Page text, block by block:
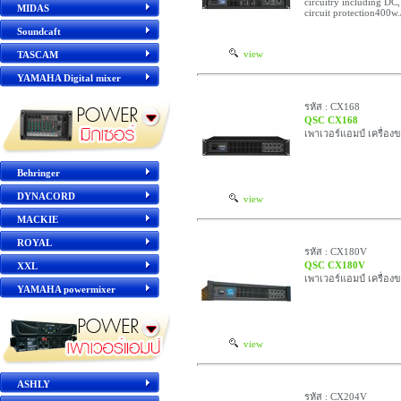
MIDAS
Soundcaft
TASCAM
YAMAHA Digital mixer
Behringer
DYNACORD
MACKIE
ROYAL
XXL
YAMAHA powermixer
ASHLY
view
circuit
view
รหัส : CX168
QSC CX168
เพาเวอร์แอมป์ เครื่อง
view
รหัส : CX180V
QSC CX180V
เพาเวอร์แอมป์ เครื่อง
รหัส : CX204V